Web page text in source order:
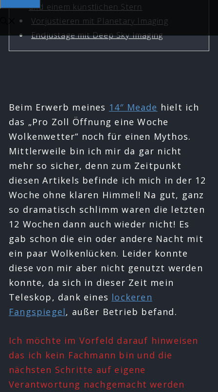
und einem künstlichen Stern
Vorjustieren mit Planetary Imaging
Endjustage mit Deep Sky Imaging
Beim Erwerb meines 14″ Meade hielt ich
das „Pro Zoll Öffnung eine Woche
Wolkenwetter“ noch für einen Mythos.
Mittlerweile bin ich mir da gar nicht
mehr so sicher, denn zum Zeitpunkt
diesen Artikels befinde ich mich in der 12
Woche ohne klaren Himmel! Na gut, ganz
so dramatisch schlimm waren die letzten
12 Wochen dann auch wieder nicht! Es
gab schon die ein oder andere Nacht mit
ein paar Wolkenlücken. Leider konnte
diese von mir aber nicht genutzt werden
konnte, da sich in dieser Zeit mein
Teleskop, dank eines lockeren
Fangspiegel, außer Betrieb befand.
Ich möchte im Vorfeld darauf hinweisen
das ich kein Fachmann bin und die
nächsten Schritte auf eigene
Verantwortung nachgemacht werden